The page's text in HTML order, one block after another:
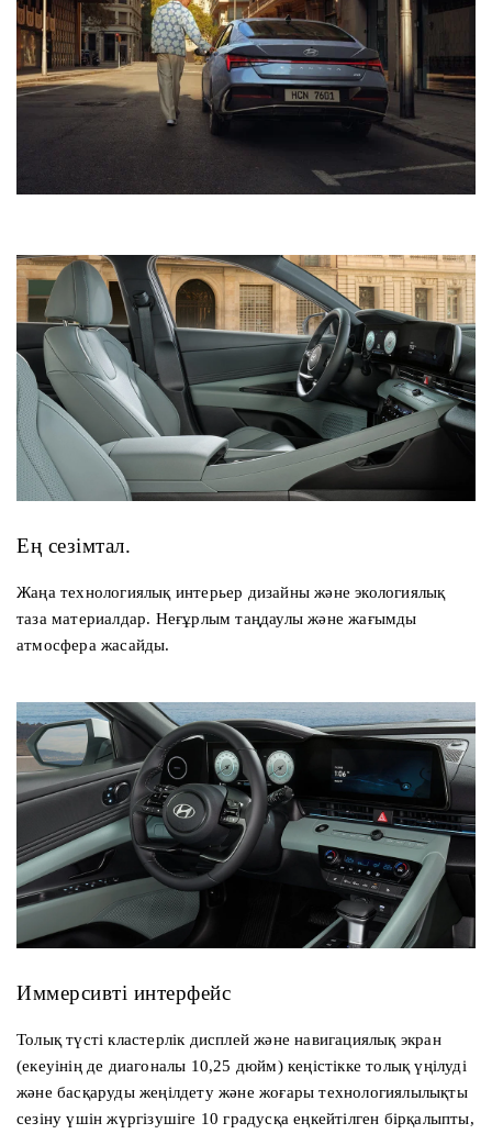
Ең сезімтал.
Жаңа технологиялық интерьер дизайны және экологиялық
таза материалдар. Неғұрлым таңдаулы және жағымды
атмосфера жасайды.
Иммерсивті интерфейс
Толық түсті кластерлік дисплей және навигациялық экран
(екеуінің де диагоналы 10,25 дюйм) кеңістікке толық үңілуді
және басқаруды жеңілдету және жоғары технологиялылықты
сезіну үшін жүргізушіге 10 градусқа еңкейтілген бірқалыпты,